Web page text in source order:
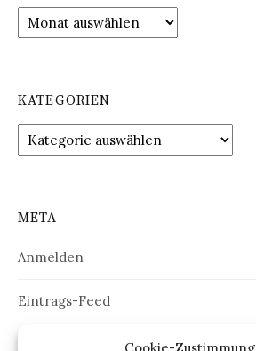
Archiv
KATEGORIEN
Kategorien
META
Anmelden
Eintrags-Feed
Kommentar-Feed